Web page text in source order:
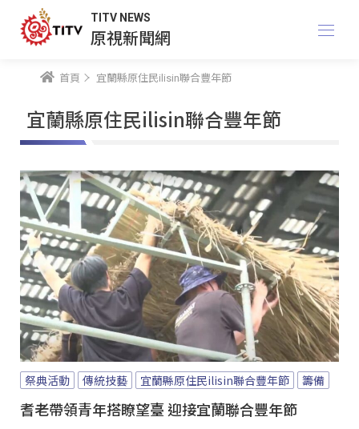
TITV NEWS
原視新聞網
首頁 宜蘭縣原住民ilisin聯合豐年節
宜蘭縣原住民ilisin聯合豐年節
祭典活動 傳統技藝 宜蘭縣原住民ilisin聯合豐年節 籌備
耆老帶領青年搭瞭望臺 迎接宜蘭聯合豐年節